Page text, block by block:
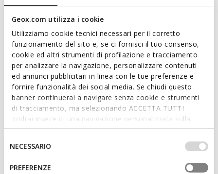
Geox.com utilizza i cookie
Utilizziamo cookie tecnici necessari per il corretto
funzionamento del sito e, se ci fornisci il tuo consenso,
cookie ed altri strumenti di profilazione e tracciamento
per analizzare la navigazione, personalizzare contenuti
ed annunci pubblicitari in linea con le tue preferenze e
fornire funzionalità dei social media. Se chiudi questo
banner continuerai a navigare senza cookie e strumenti
di tracciamento, ma selezionando ACCETTA TUTTI
godrai invece di una navigazione personalizzata sulla
base dei tuoi gusti ed interessi. Selezionando
IMPOSTAZIONI potrai anche scegliere quali cookies ed
altri strumenti di tracciamento autorizzare. Per maggiori
informazioni o per modificare in qualsiasi momento le
consenso
NECESSARIO
PREFERENZE
VENTILATION ACTIVE
CLIMASANDAL 1.0 HOMME
Sandales anatomiques
€99,95
VENTILATION ACTIVE
CLIMASANDAL 1.0 HOMME
Sandales anatomiques
2 COULEURS